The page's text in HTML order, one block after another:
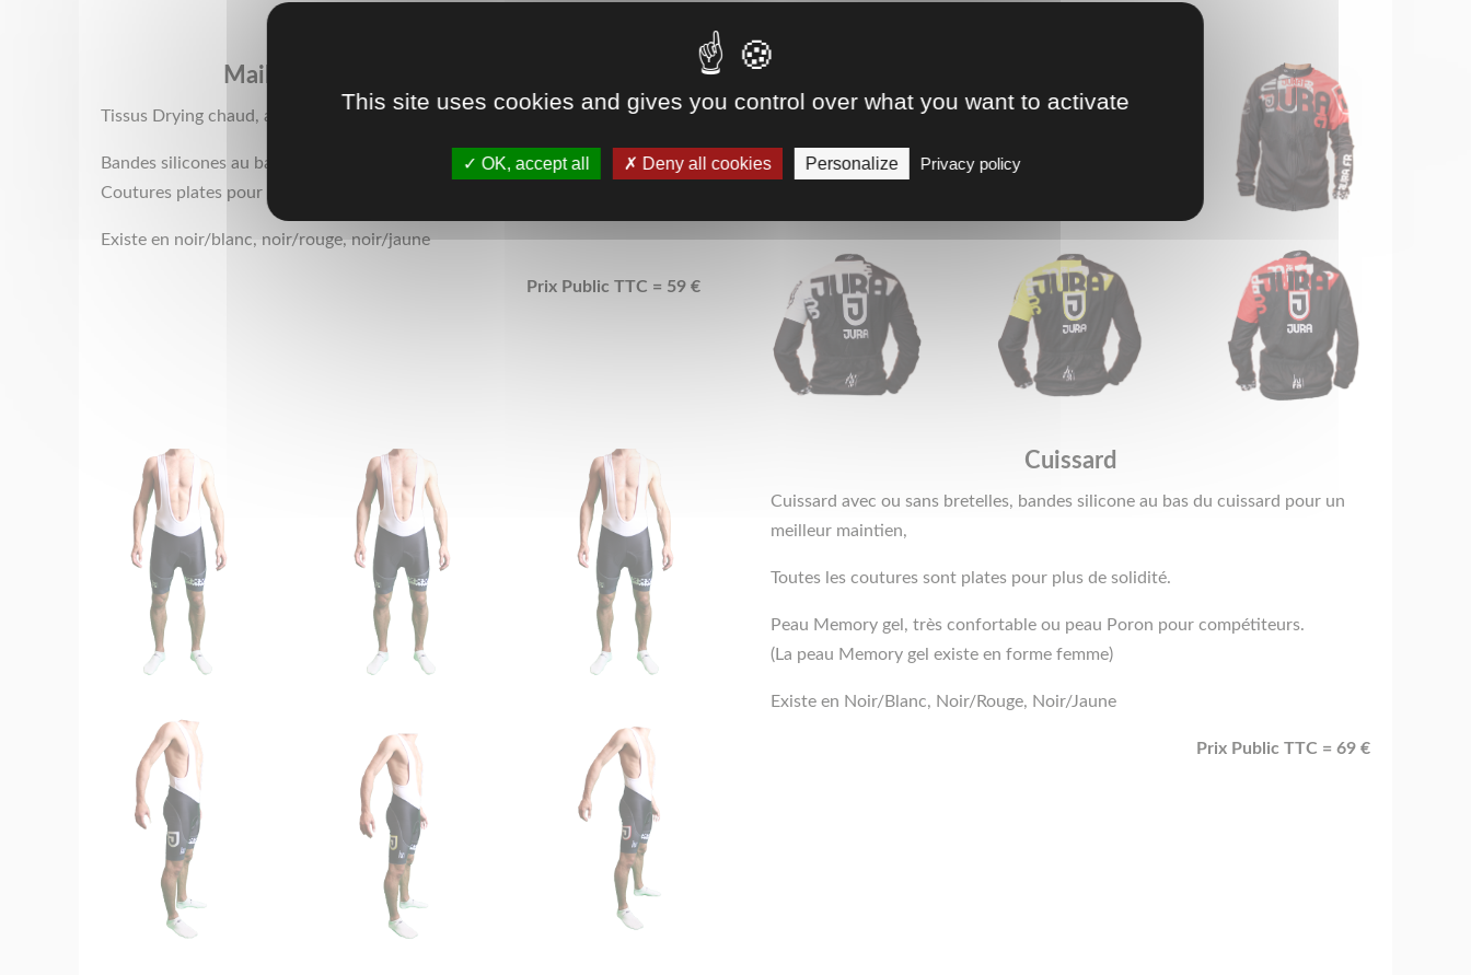
Maillot manches longues zip total
Tissus Drying chaud, antibactérien et cool max.
Bandes silicones au bas du maillot pour un meilleur maintien, poche arrière.
Coutures plates pour plus de solidité
Existe en noir/blanc, noir/rouge, noir/jaune
Prix Public TTC = 59 €
Cuissard
Cuissard avec ou sans bretelles, bandes silicone au bas du cuissard pour un
meilleur maintien,
Toutes les coutures sont plates pour plus de solidité.
Peau Memory gel, très confortable ou peau Poron pour compétiteurs.
(La peau Memory gel existe en forme femme)
Existe en Noir/Blanc, Noir/Rouge, Noir/Jaune
Prix Public TTC = 69 €
This site uses cookies and gives you control over what you want to activate
OK, accept all Deny all cookies Personalize Privacy policy